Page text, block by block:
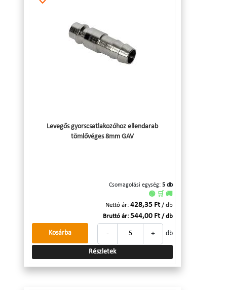
Levegős gyorscsatlakozóhoz ellendarab
tömlővéges 8mm GAV
Csomagolási egység: 5 db
🟢 🛒 🚚
Nettó ár: 428,35 Ft / db
Bruttó ár: 544,00 Ft / db
- + db
Kosárba
Részletek